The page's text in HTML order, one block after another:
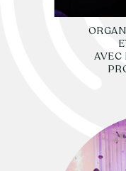
AVEC